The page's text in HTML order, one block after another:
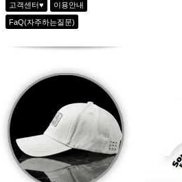
고객센터♥ 이용안내
FaQ(자주하는질문)